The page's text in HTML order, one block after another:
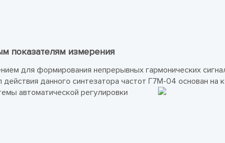
показателям измерения
для формирования непрерывных гармонических
данного синтезатора частот Г7М-04 основан на
автоматической регулировки